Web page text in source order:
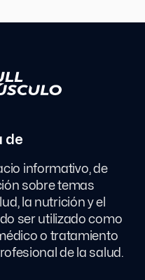
de
informativo, de
sobre temas
la nutrición y el
ser utilizado como
o tratamiento
de la salud.